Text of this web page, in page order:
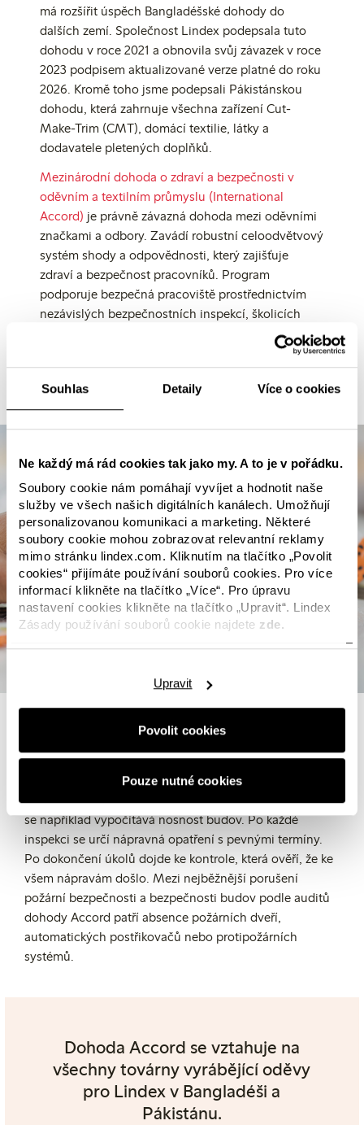
Souhlas Detaily Více o cookies
Ne každý má rád cookies tak jako my. A to je v pořádku.
Soubory cookie nám pomáhají vyvíjet a hodnotit naše
služby ve všech našich digitálních kanálech. Umožňují
personalizovanou komunikaci a marketing. Některé
soubory cookie mohou zobrazovat relevantní reklamy
mimo stránku lindex.com. Kliknutím na tlačítko „Povolit
cookies“ přijímáte používání souborů cookies. Pro více
informací klikněte na tlačítko „Více“. Pro úpravu
nastavení cookies klikněte na tlačítko „Upravit“. Lindex
Zásady používání souborů cookie najdete zde.
Povolit cookies
Upravit
Pouze nutné cookies
má rozšířit úspěch Bangladéšské dohody do
dalších zemí. Společnost Lindex podepsala tuto
dohodu v roce 2021 a obnovila svůj závazek v roce
2023 podpisem aktualizované verze platné do roku
2026. Kromě toho jsme podepsali Pákistánskou
dohodu, která zahrnuje všechna zařízení Cut-
Make-Trim (CMT), domácí textilie, látky a
dodavatele pletených doplňků.
Mezinárodní dohoda o zdraví a bezpečnosti v
oděvním a textilním průmyslu (International
Accord) je právně závazná dohoda mezi oděvními
značkami a odbory. Zavádí robustní celoodvětvový
systém shody a odpovědnosti, který zajišťuje
zdraví a bezpečnost pracovníků. Program
podporuje bezpečná pracoviště prostřednictvím
nezávislých bezpečnostních inspekcí, školicích
programů a mechanismu stížností na ochranu
pracovníků před riziky bezpečnosti a ochrany
zdraví při práci.
Dohoda Accord se vztahuje na
všechny továrny vyrábějící oděvy
pro Lindex v Bangladéši a
Pákistánu.
Jak to probíhá?
V továrnách probíhá audit v podobě tří různých inspekcí
týkajících se zabezpečení proti požáru, bezpečnosti
elektrických rozvodů a bezpečnosti budov, v rámci nichž
se například vypočítává nosnost budov. Po každé
inspekci se určí nápravná opatření s pevnými termíny.
Po dokončení úkolů dojde ke kontrole, která ověří, že ke
všem nápravám došlo. Mezi nejběžnější porušení
požární bezpečnosti a bezpečnosti budov podle auditů
dohody Accord patří absence požárních dveří,
automatických postřikovačů nebo protipožárních
systémů.